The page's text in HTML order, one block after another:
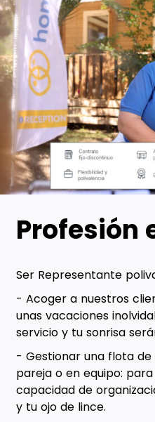
Profesión
Ser Representante
- Acoger a nuestros
unas vacaciones
servicio y tu sonrisa
- Gestionar una flota
pareja o en equipo:
capacidad de
y tu ojo de lince.